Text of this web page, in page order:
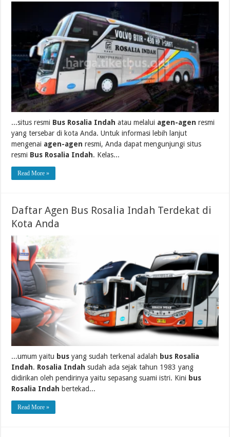
...situs resmi Bus Rosalia Indah atau melalui agen-agen resmi
yang tersebar di kota Anda. Untuk informasi lebih lanjut
mengenai agen-agen resmi, Anda dapat mengunjungi situs
resmi Bus Rosalia Indah. Kelas...
Read More »
Daftar Agen Bus Rosalia Indah Terdekat di
Kota Anda
...umum yaitu bus yang sudah terkenal adalah bus Rosalia
Indah. Rosalia Indah sudah ada sejak tahun 1983 yang
didirikan oleh pendirinya yaitu sepasang suami istri. Kini bus
Rosalia Indah bertekad...
Read More »